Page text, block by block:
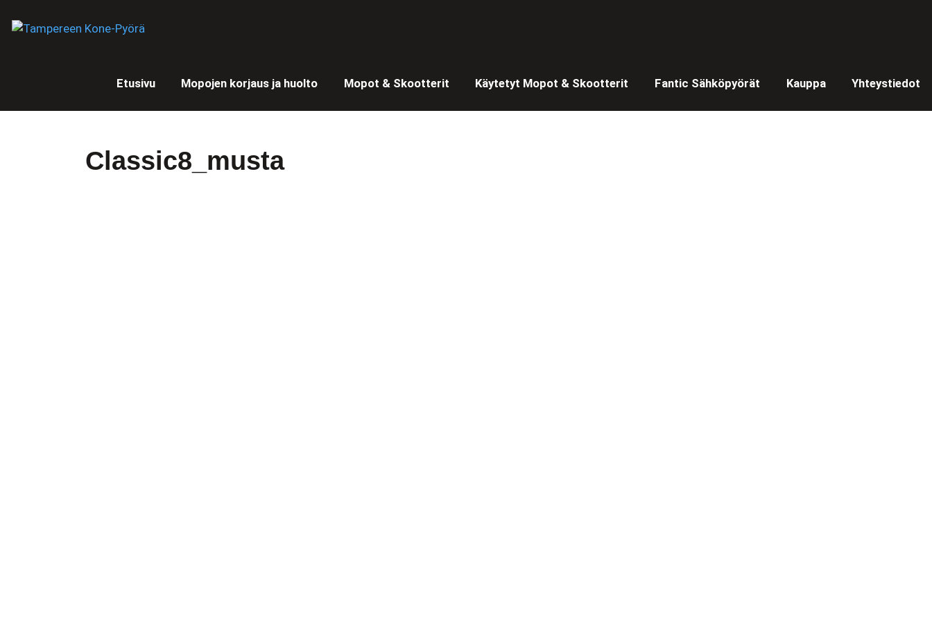
Etusivu Mopojen korjaus ja huolto Mopot & Skootterit Käytetyt Mopot & Skootterit Fantic Sähköpyörät Kauppa Yhteystiedot
Classic8_musta